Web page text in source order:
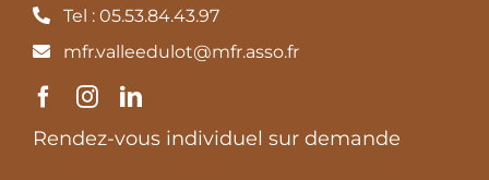
Tel : 05.53.84.43.97
mfr.valleedulot@mfr.asso.fr
Rendez-vous individuel sur demande